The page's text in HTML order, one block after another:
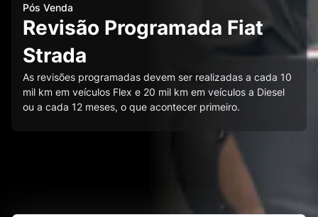
Pós Venda
Revisão Programada Fiat
Strada
As revisões programadas devem ser realizadas a cada 10
mil km em veículos Flex e 20 mil km em veículos a Diesel
ou a cada 12 meses, o que acontecer primeiro.